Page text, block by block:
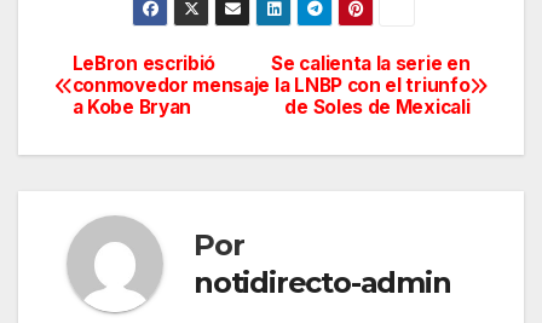
Navegación
de
Se calienta la serie en
la LNBP con el triunfo
de Soles de Mexicali
LeBron escribió
conmovedor mensaje
a Kobe Bryan
Por
notidirecto-admin